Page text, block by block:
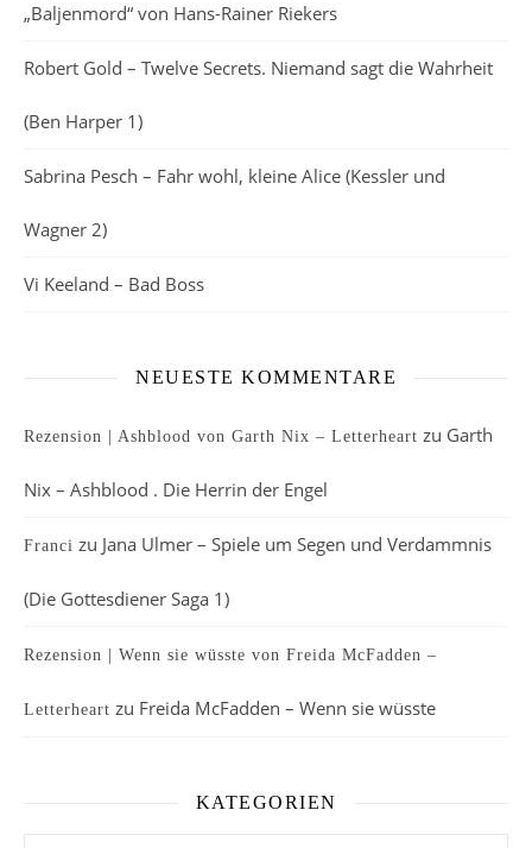
„Baljenmord“ von Hans-Rainer Riekers
Robert Gold – Twelve Secrets. Niemand sagt die Wahrheit
(Ben Harper 1)
Sabrina Pesch – Fahr wohl, kleine Alice (Kessler und
Wagner 2)
Vi Keeland – Bad Boss
NEUESTE KOMMENTARE
Rezension | Ashblood von Garth Nix – Letterheart zu Garth
Nix – Ashblood . Die Herrin der Engel
Franci zu Jana Ulmer – Spiele um Segen und Verdammnis
(Die Gottesdiener Saga 1)
Rezension | Wenn sie wüsste von Freida McFadden –
Letterheart zu Freida McFadden – Wenn sie wüsste
KATEGORIEN